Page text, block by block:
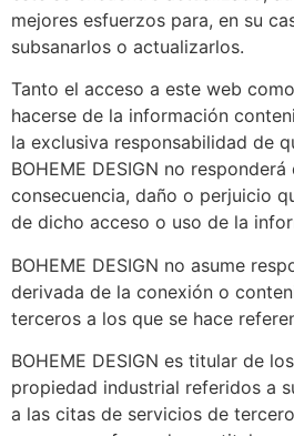
mejores esfuerzos para, en su
subsanarlos o actualizarlos.
Tanto el acceso a este web
hacerse de la información
la exclusiva responsabilidad de
BOHEME DESIGN no responderá
consecuencia, daño o perjuicio
de dicho acceso o uso de la
BOHEME DESIGN no asume
derivada de la conexión o
terceros a los que se hace
BOHEME DESIGN es titular de
propiedad industrial referidos a
a las citas de servicios de